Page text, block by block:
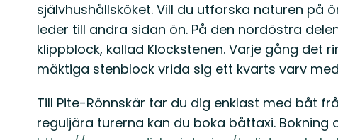
självhushållsköket. Vill du utforska naturen på
leder till andra sidan ön. På den nordöstra
klippblock, kallad Klockstenen. Varje gång det
mäktiga stenblock vrida sig ett kvarts varv
Till Pite-Rönnskär tar du dig enklast med båt
reguljära turerna kan du boka båttaxi. Bokning